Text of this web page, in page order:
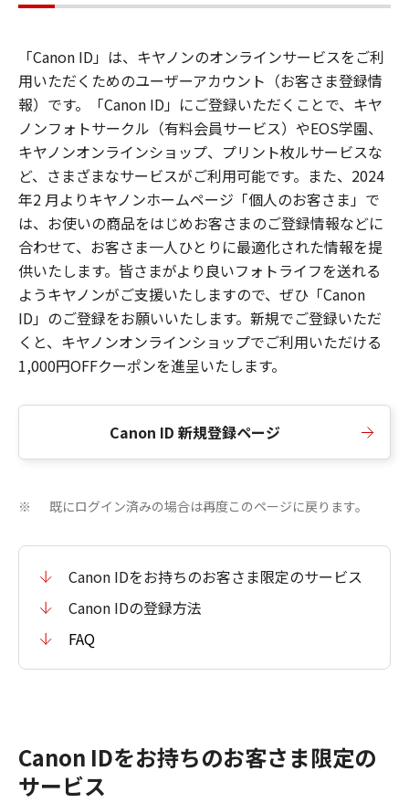
「Canon ID」は、キヤノンのオンラインサービスをご利
用いただくためのユーザーアカウント（お客さま登録情
報）です。「Canon ID」にご登録いただくことで、キヤ
ノンフォトサークル（有料会員サービス）やEOS学園、
キヤノンオンラインショップ、プリント枚ルサービスな
ど、さまざまなサービスがご利用可能です。また、2024
年2 月よりキヤノンホームページ「個人のお客さま」で
は、お使いの商品をはじめお客さまのご登録情報などに
合わせて、お客さま一人ひとりに最適化された情報を提
供いたします。皆さまがより良いフォトライフを送れる
ようキヤノンがご支援いたしますので、ぜひ「Canon
ID」のご登録をお願いいたします。新規でご登録いただ
くと、キヤノンオンラインショップでご利用いただける
1,000円OFFクーポンを進呈いたします。
Canon ID 新規登録ページ
※ 既にログイン済みの場合は再度このページに戻ります。
Canon IDをお持ちのお客さま限定のサービス
Canon IDの登録方法
FAQ
Canon IDをお持ちのお客さま限定の
サービス